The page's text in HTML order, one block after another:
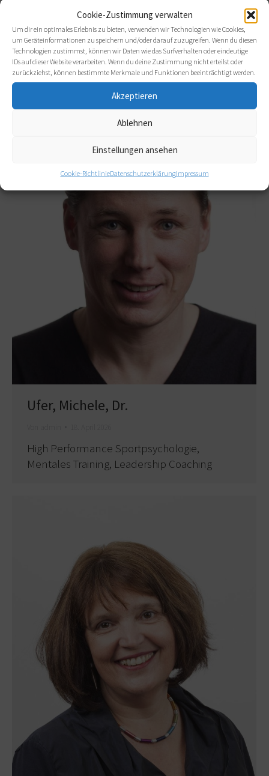
Cookie-Zustimmung verwalten
Um dir ein optimales Erlebnis zu bieten, verwenden wir Technologien wie Cookies,
um Geräteinformationen zu speichern und/oder darauf zuzugreifen. Wenn du diesen
Technologien zustimmst, können wir Daten wie das Surfverhalten oder eindeutige
IDs auf dieser Website verarbeiten. Wenn du deine Zustimmung nicht erteilst oder
zurückziehst, können bestimmte Merkmale und Funktionen beeinträchtigt werden.
Akzeptieren
Ablehnen
Einstellungen ansehen
Cookie-RichtlinieDatenschutzerklärungImpressum
Systemische Coach/SG, Lehr-
Supervisorin/DGSv,
Dipl. Sozialarb./Sozialpäd.(FH), WENDO-
Trainerin, Ausbildung
Ufer, Michele, Dr.
High Performance Sportpsychologie,
Mentales Training, Leadership Coaching